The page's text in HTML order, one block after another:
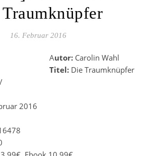
16. Februar 2016
Autor: Carolin Wahl
Titel: Die Traumknüpfer
/
2016